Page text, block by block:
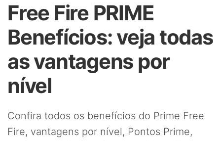
Free Fire PRIME
Benefícios: veja todas
as vantagens por
nível
Confira todos os benefícios do Prime Free
Fire, vantagens por nível, Pontos Prime,